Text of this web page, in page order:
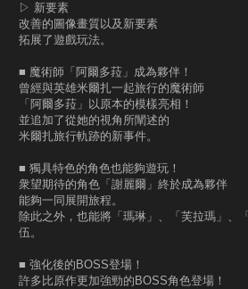
▷ 新要素
改善的圖像畫質以及新要素
拓展了遊戲玩法。
■ 魔術師「阿爾多菈」成為夥伴！
曾經與英雄米爾扎一起旅行的魔術師
「阿爾多菈」以原本的模樣亮相！
並追加了從她的視角所闡述的
米爾扎旅行軌跡的新事件。
■ 獨具特色的角色也能夠遊玩！
衆望期待的角色「謝麗爾」終於成為夥伴
能夠一同展開旅程。
除此之外，也能將「瑪琳」、「芙拉瑪」、
伍。
■ 強化後的BOSS登場！
許多比原作更加強勁的BOSS角色登場！